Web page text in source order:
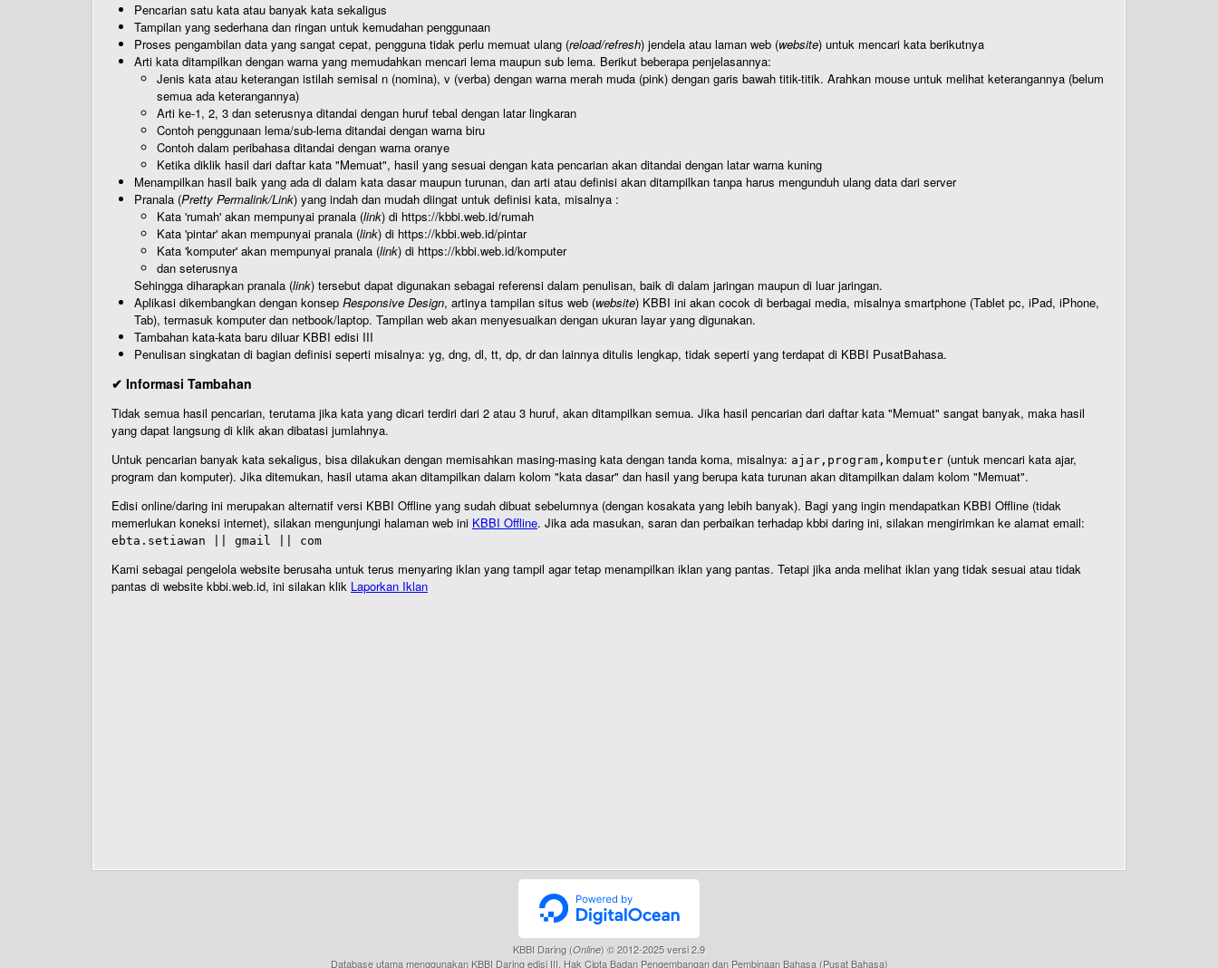
Pencarian satu kata atau banyak kata sekaligus
Tampilan yang sederhana dan ringan untuk kemudahan penggunaan
Proses pengambilan data yang sangat cepat, pengguna tidak perlu memuat ulang (reload/refresh) jendela atau laman web (website) untuk mencari kata berikutnya
Arti kata ditampilkan dengan warna yang memudahkan mencari lema maupun sub lema. Berikut beberapa penjelasannya:
Jenis kata atau keterangan istilah semisal n (nomina), v (verba) dengan warna merah muda (pink) dengan garis bawah titik-titik. Arahkan mouse untuk melihat keterangannya (belum
semua ada keterangannya)
Arti ke-1, 2, 3 dan seterusnya ditandai dengan huruf tebal dengan latar lingkaran
Contoh penggunaan lema/sub-lema ditandai dengan warna biru
Contoh dalam peribahasa ditandai dengan warna oranye
Ketika diklik hasil dari daftar kata "Memuat", hasil yang sesuai dengan kata pencarian akan ditandai dengan latar warna kuning
Menampilkan hasil baik yang ada di dalam kata dasar maupun turunan, dan arti atau definisi akan ditampilkan tanpa harus mengunduh ulang data dari server
Pranala (Pretty Permalink/Link) yang indah dan mudah diingat untuk definisi kata, misalnya :
Kata 'rumah' akan mempunyai pranala (link) di https://kbbi.web.id/rumah
Kata 'pintar' akan mempunyai pranala (link) di https://kbbi.web.id/pintar
Kata 'komputer' akan mempunyai pranala (link) di https://kbbi.web.id/komputer
dan seterusnya
Sehingga diharapkan pranala (link) tersebut dapat digunakan sebagai referensi dalam penulisan, baik di dalam jaringan maupun di luar jaringan.
Aplikasi dikembangkan dengan konsep Responsive Design, artinya tampilan situs web (website) KBBI ini akan cocok di berbagai media, misalnya smartphone (Tablet pc, iPad, iPhone,
Tab), termasuk komputer dan netbook/laptop. Tampilan web akan menyesuaikan dengan ukuran layar yang digunakan.
Tambahan kata-kata baru diluar KBBI edisi III
Penulisan singkatan di bagian definisi seperti misalnya: yg, dng, dl, tt, dp, dr dan lainnya ditulis lengkap, tidak seperti yang terdapat di KBBI PusatBahasa.
✔ Informasi Tambahan
Tidak semua hasil pencarian, terutama jika kata yang dicari terdiri dari 2 atau 3 huruf, akan ditampilkan semua. Jika hasil pencarian dari daftar kata "Memuat" sangat banyak, maka hasil
yang dapat langsung di klik akan dibatasi jumlahnya.
Untuk pencarian banyak kata sekaligus, bisa dilakukan dengan memisahkan masing-masing kata dengan tanda koma, misalnya: ajar,program,komputer (untuk mencari kata ajar,
program dan komputer). Jika ditemukan, hasil utama akan ditampilkan dalam kolom "kata dasar" dan hasil yang berupa kata turunan akan ditampilkan dalam kolom "Memuat".
Edisi online/daring ini merupakan alternatif versi KBBI Offline yang sudah dibuat sebelumnya (dengan kosakata yang lebih banyak). Bagi yang ingin mendapatkan KBBI Offline (tidak
memerlukan koneksi internet), silakan mengunjungi halaman web ini KBBI Offline. Jika ada masukan, saran dan perbaikan terhadap kbbi daring ini, silakan mengirimkan ke alamat email:
ebta.setiawan || gmail || com
Kami sebagai pengelola website berusaha untuk terus menyaring iklan yang tampil agar tetap menampilkan iklan yang pantas. Tetapi jika anda melihat iklan yang tidak sesuai atau tidak
pantas di website kbbi.web.id, ini silakan klik Laporkan Iklan
KBBI Daring (Online) © 2012-2025 versi 2.9
Database utama menggunakan KBBI Daring edisi III, Hak Cipta Badan Pengembangan dan Pembinaan Bahasa (Pusat Bahasa)